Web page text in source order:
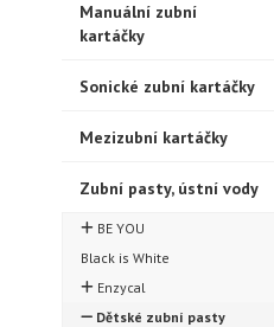
Manuální zubní
kartáčky
Sonické zubní kartáčky
Mezizubní kartáčky
Zubní pasty, ústní vody
BE YOU
Black is White
Enzycal
Dětské zubní pasty